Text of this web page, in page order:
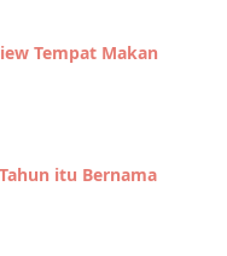
Tempat Makan
itu Bernama